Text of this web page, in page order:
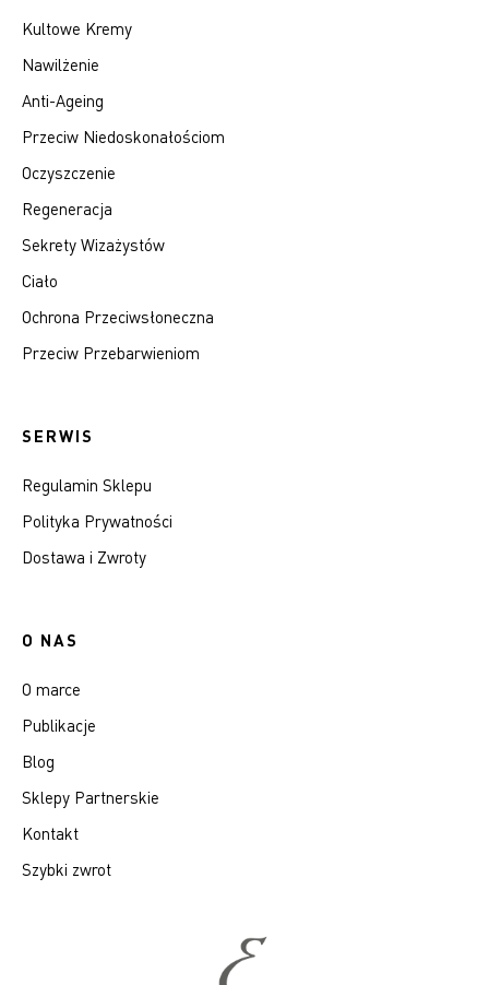
Kultowe Kremy
Nawilżenie
Anti-Ageing
Przeciw Niedoskonałościom
Oczyszczenie
Regeneracja
Sekrety Wizażystów
Ciało
Ochrona Przeciwsłoneczna
Przeciw Przebarwieniom
SERWIS
Regulamin Sklepu
Polityka Prywatności
Dostawa i Zwroty
O NAS
O marce
Publikacje
Blog
Sklepy Partnerskie
Kontakt
Szybki zwrot